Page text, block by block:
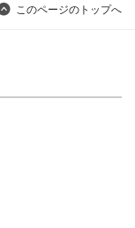
このページのトップへ